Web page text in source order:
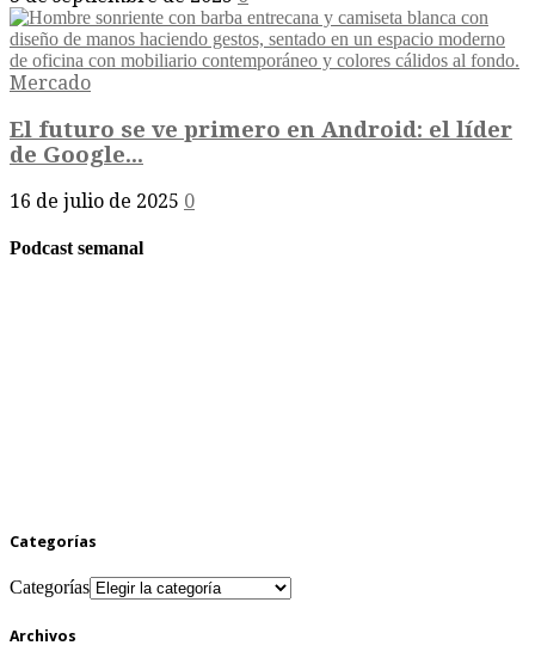
Mercado
El futuro se ve primero en Android: el líder
de Google...
16 de julio de 2025 0
Podcast semanal
Categorías
Categorías
Archivos